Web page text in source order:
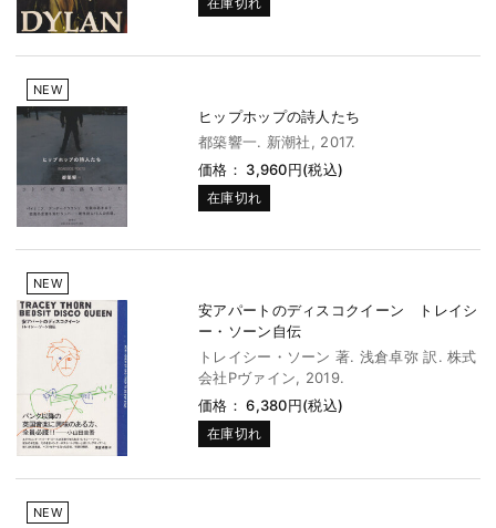
NEW
ヒップホップの詩人たち
都築響一. 新潮社, 2017.
価格： 3,960円(税込)
在庫切れ
NEW
安アパートのディスコクイーン トレイシ
ー・ソーン自伝
トレイシー・ソーン 著. 浅倉卓弥 訳. 株式
会社Pヴァイン, 2019.
価格： 6,380円(税込)
在庫切れ
NEW